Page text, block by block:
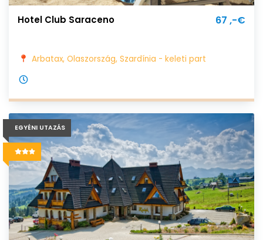
Hotel Club Saraceno 67 ,-€
Arbatax, Olaszország, Szardínia - keleti part
EGYÉNI UTAZÁS